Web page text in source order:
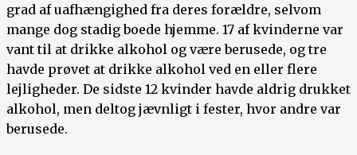
grad af uafhængighed fra deres forældre, selvom
mange dog stadig boede hjemme. 17 af kvinderne var
vant til at drikke alkohol og være berusede, og tre
havde prøvet at drikke alkohol ved en eller flere
lejligheder. De sidste 12 kvinder havde aldrig drukket
alkohol, men deltog jævnligt i fester, hvor andre var
berusede.